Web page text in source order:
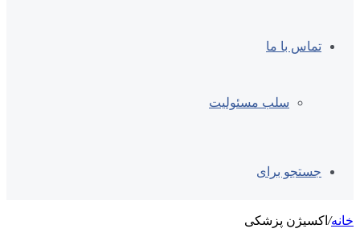
تماس با ما
سلب مسئولیت
جستجو برای
خانه/ اکسیژن پزشکی